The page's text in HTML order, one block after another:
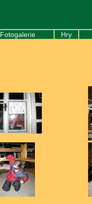
Fotogalerie Hry